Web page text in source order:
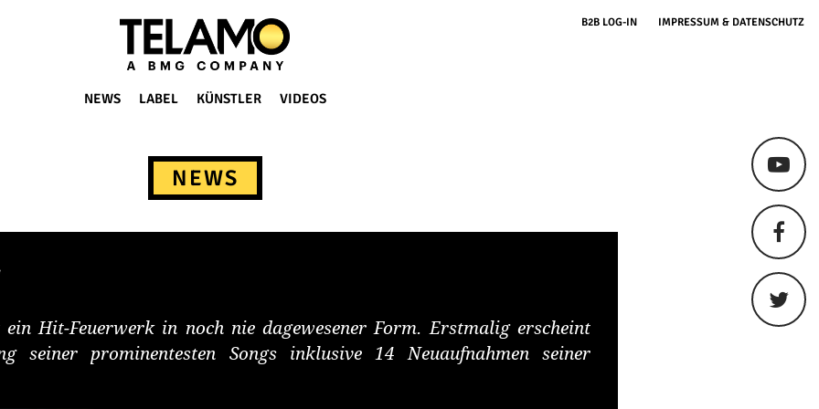
NEWS LABEL KÜNSTLER VIDEOS
B2B LOG-IN IMPRESSUM & DATENSCHUTZ
NEWS
ein Hit-Feuerwerk in noch nie dagewesener Form. Erstmalig erscheint
seiner prominentesten Songs inklusive 14 Neuaufnahmen seiner